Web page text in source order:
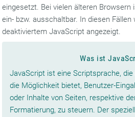
eingesetzt. Bei vielen älteren
ein- bzw. ausschaltbar. In diesen Fällen
deaktiviertem JavaScript angezeigt.
Was ist
JavaScript ist eine Scriptsprache,
die Möglichkeit bietet, Benutzer-
oder Inhalte von Seiten, respektive
Formatierung, zu steuern. Der